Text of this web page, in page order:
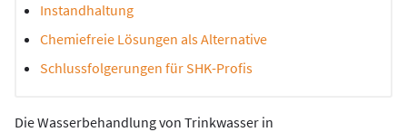
Instandhaltung
Chemiefreie Lösungen als Alternative
Schlussfolgerungen für SHK-Profis
Die Wasserbehandlung von Trinkwasser in